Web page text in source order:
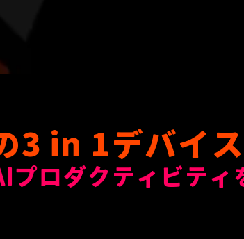
3 in 1デバイス
ロダクティビティ